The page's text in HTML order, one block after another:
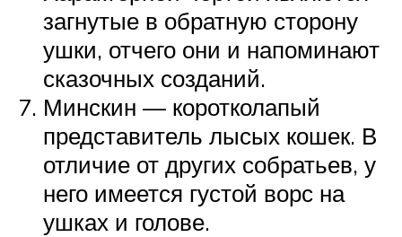
загнутые в обратную сторону
ушки, отчего они и напоминают
сказочных созданий.
Минскин — коротколапый
представитель лысых кошек. В
отличие от других собратьев, у
него имеется густой ворс на
ушках и голове.